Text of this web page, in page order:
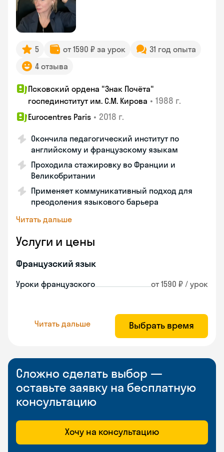
5 от 1590 ₽ за урок
31 год опыта
4 отзыва
Псковский ордена "Знак Почёта"
госпединститут им. С.М. Кирова • 1988 г.
Eurocentres Paris • 2018 г.
Окончила педагогический институт по
английскому и французскому языкам
Проходила стажировку во Франции и
Великобритании
Применяет коммуникативный подход для
преодоления языкового барьера
Читать дальше
Услуги и цены
Французский язык
Уроки французского от 1590 ₽ / урок
Читать дальше Выбрать время
Сложно сделать выбор —
оставьте заявку на бесплатную
консультацию
Хочу на консультацию